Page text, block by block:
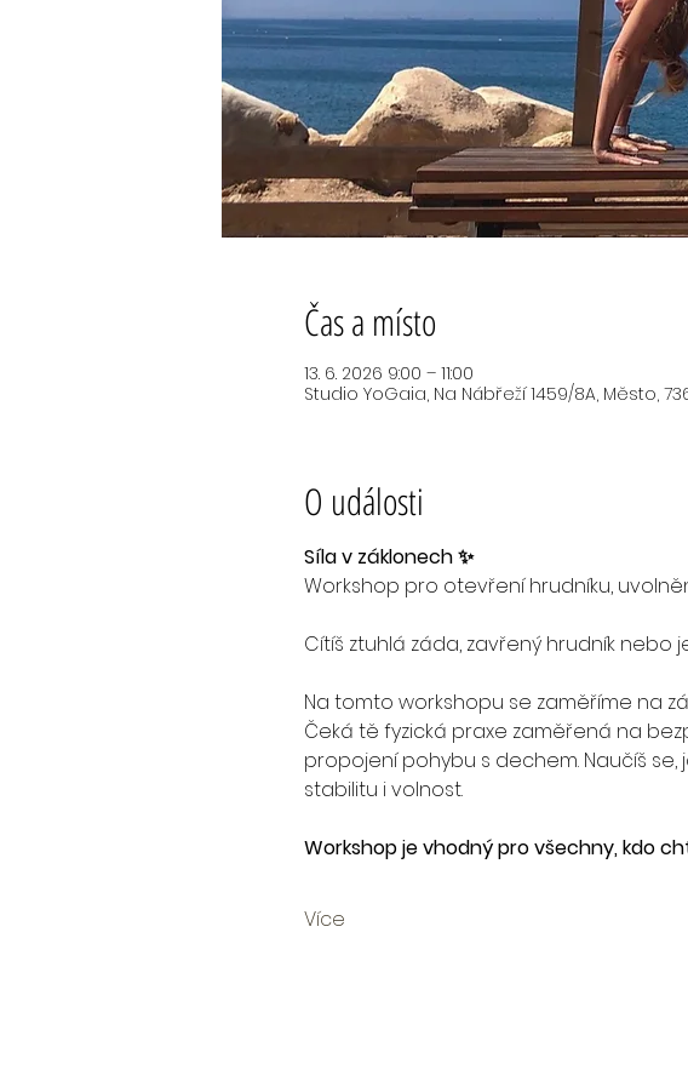
Čas a místo
13. 6. 2026 9:00 – 11:00
Studio YoGaia, Na Nábřeží 1459/8A, Město,
O události
Síla v záklonech ✨
Workshop pro otevření hrudníku,
Cítíš ztuhlá záda, zavřený hrudník
Na tomto workshopu se zaměříme na
Čeká tě fyzická praxe zaměřená na
propojení pohybu s dechem. Naučíš
stabilitu i volnost.
Workshop je vhodný pro všechny, kdo
Více